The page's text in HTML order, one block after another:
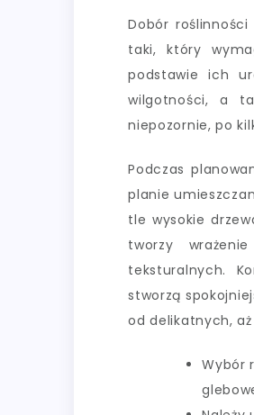
Dobór
taki, który
podstawie ich
wilgotności, a
niepozornie, po
Podczas
planie
tle wysokie
tworzy
teksturalnych.
stworzą
od delikatnych,
Wybór